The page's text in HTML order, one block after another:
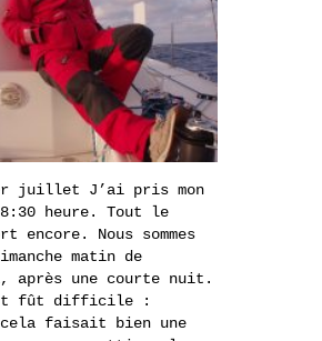
juillet J’ai pris mon
heure. Tout le
encore. Nous sommes
matin de
après une courte nuit.
fût difficile :
cela faisait bien une